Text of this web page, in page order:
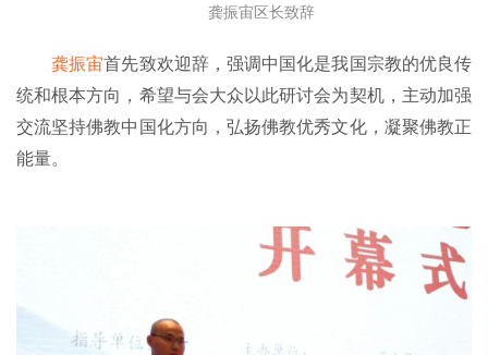
龚振宙区长致辞
龚振宙首先致欢迎辞，强调中国化是我国宗教的优良传
统和根本方向，希望与会大众以此研讨会为契机，主动加强
交流坚持佛教中国化方向，弘扬佛教优秀文化，凝聚佛教正
能量。